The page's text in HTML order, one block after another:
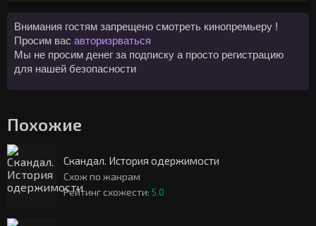
Внимания гостям запрещено смотреть кинопремьеру !
Просим вас авторизрваться
Мы не просим денег за подписку а просто регистрацию
для нашей безопасности
Похожие
Скандал. История одержимости
Схож по жанрам
Рейтинг схожести: 5.0